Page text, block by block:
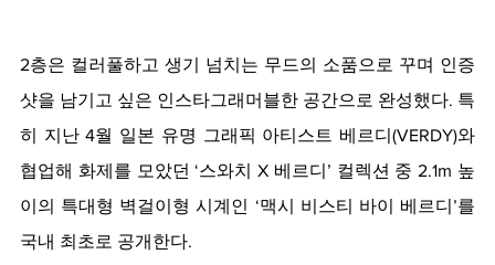
2층은 컬러풀하고 생기 넘치는 무드의 소품으로 꾸며 인증
샷을 남기고 싶은 인스타그래머블한 공간으로 완성했다. 특
히
지난 4월 일본 유명 그래픽 아티스트 베르디(VERDY)와
협업해 화제를 모았던 ‘스와치 X 베르디’ 컬렉션 중 2.1m 높
이의 특대형 벽걸이형 시계인 ‘맥시 비스티 바이 베르디’를
국내 최초로 공개한다.